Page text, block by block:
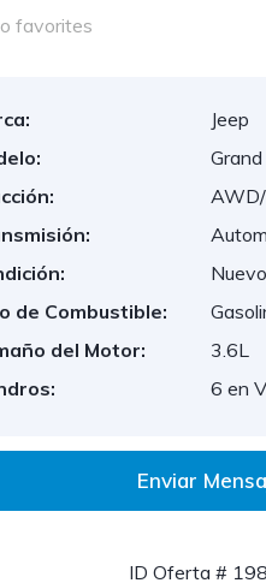
favorites
Jeep
Nuevo
de Combustible:
del Motor:
3.6L
6 en V
Enviar
ID Oferta #